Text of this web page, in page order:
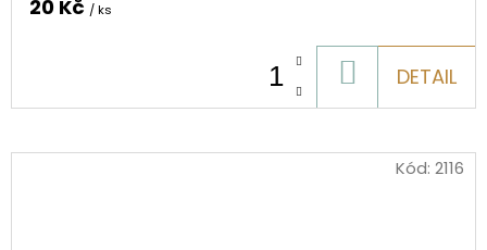
20 Kč / ks
KOŠÍKU
DETAIL
Kód: 2116